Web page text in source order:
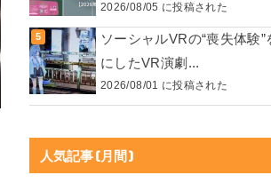
2026/08/05 に投稿された
ソーシャルVRの“喪失体験”
にしたVR演劇...
2026/08/01 に投稿された
人気記事(月間)